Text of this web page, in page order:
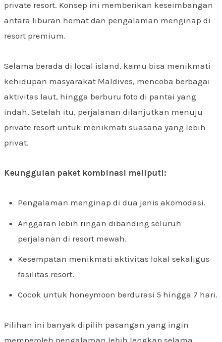
private resort. Konsep ini memberikan keseimbangan
antara liburan hemat dan pengalaman menginap di
resort premium.
Selama berada di local island, kamu bisa menikmati
kehidupan masyarakat Maldives, mencoba berbagai
aktivitas laut, hingga berburu foto di pantai yang
indah. Setelah itu, perjalanan dilanjutkan menuju
private resort untuk menikmati suasana yang lebih
privat.
Keunggulan paket kombinasi meliputi:
Pengalaman menginap di dua jenis akomodasi.
Anggaran lebih ringan dibanding seluruh
perjalanan di resort mewah.
Kesempatan menikmati aktivitas lokal sekaligus
fasilitas resort.
Cocok untuk honeymoon berdurasi 5 hingga 7 hari.
Pilihan ini banyak dipilih pasangan yang ingin
memperoleh pengalaman lebih lengkap selama